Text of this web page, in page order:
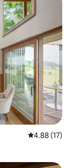
평점 4.88점
4.88 (17)